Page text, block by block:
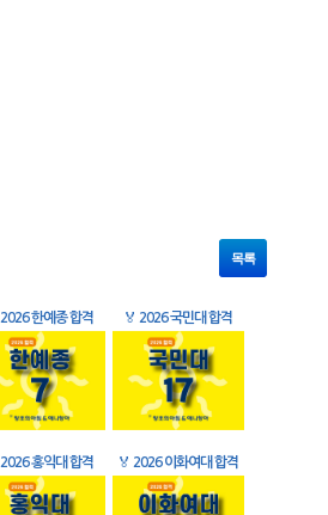
목록
2026 한예종 합격 🏅 2026 국민대 합격
2026 홍익대 합격 🏅 2026 이화여대 합격